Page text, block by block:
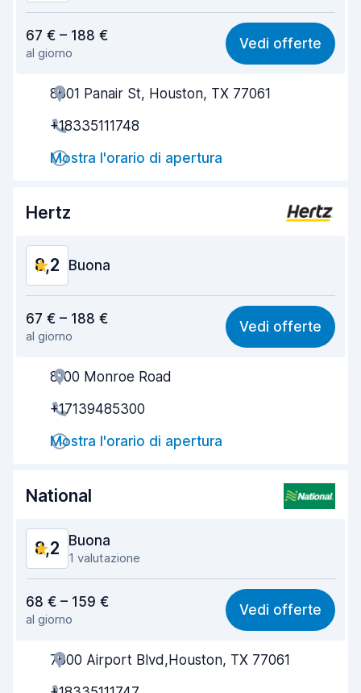
8,6
Facile da trovare 8,2
Gentilezza degli agenti
Rapidità del ritiro
Rapidità della riconsegna
8,7
67 € – 188 €
al giorno
Vedi offerte
8601 Panair St, Houston, TX 77061
+18335111748
Mostra l'orario di apertura
Hertz
8,2 Buona
8,2
Facile da trovare 8,2
Gentilezza degli agenti
Rapidità del ritiro
Rapidità della riconsegna
8,4
67 € – 188 €
al giorno
Vedi offerte
8100 Monroe Road
+17139485300
Mostra l'orario di apertura
National
8,2 Buona
1 valutazione
8,2
Facile da trovare 8,2
Gentilezza degli agenti
68 € – 159 €
al giorno
Vedi offerte
7600 Airport Blvd,Houston, TX 77061